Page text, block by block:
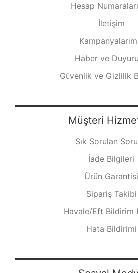
Hesap
İletişim
Haber ve
Güvenlik ve Gizlilik
Müşteri
Sık Sorulan
İade Bilgileri
Ürün Garantisi
Sipariş Takibi
Havale/Eft Bildirim
Hata Bildirimi